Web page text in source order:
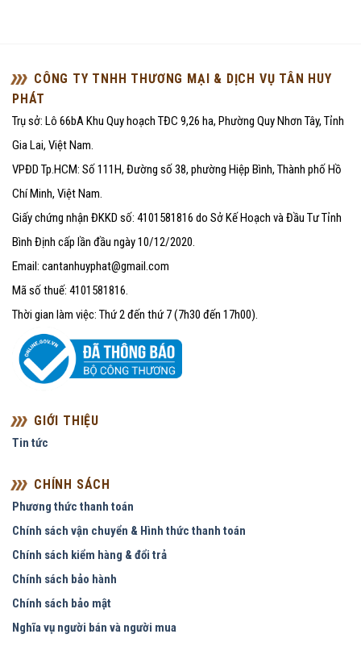
CÔNG TY TNHH THƯƠNG MẠI & DỊCH VỤ TÂN HUY
PHÁT
Trụ sở: Lô 66bA Khu Quy hoạch TĐC 9,26 ha, Phường Quy Nhơn Tây, Tỉnh
Gia Lai, Việt Nam.
VPĐD Tp.HCM: Số 111H, Đường số 38, phường Hiệp Bình, Thành phố Hồ
Chí Minh, Việt Nam.
Giấy chứng nhận ĐKKD số: 4101581816 do Sở Kế Hoạch và Đầu Tư Tỉnh
Bình Định cấp lần đầu ngày 10/12/2020.
Email: cantanhuyphat@gmail.com
Mã số thuế: 4101581816.
Thời gian làm việc: Thứ 2 đến thứ 7 (7h30 đến 17h00).
GIỚI THIỆU
Tin tức
CHÍNH SÁCH
Phương thức thanh toán
Chính sách vận chuyển & Hình thức thanh toán
Chính sách kiểm hàng & đổi trả
Chính sách bảo hành
Chính sách bảo mật
Nghĩa vụ người bán và người mua